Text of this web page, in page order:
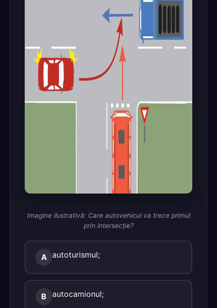
Imagine ilustrativă: Care autovehicul va trece primul
prin intersecţie?
A autoturismul;
B autocamionul;